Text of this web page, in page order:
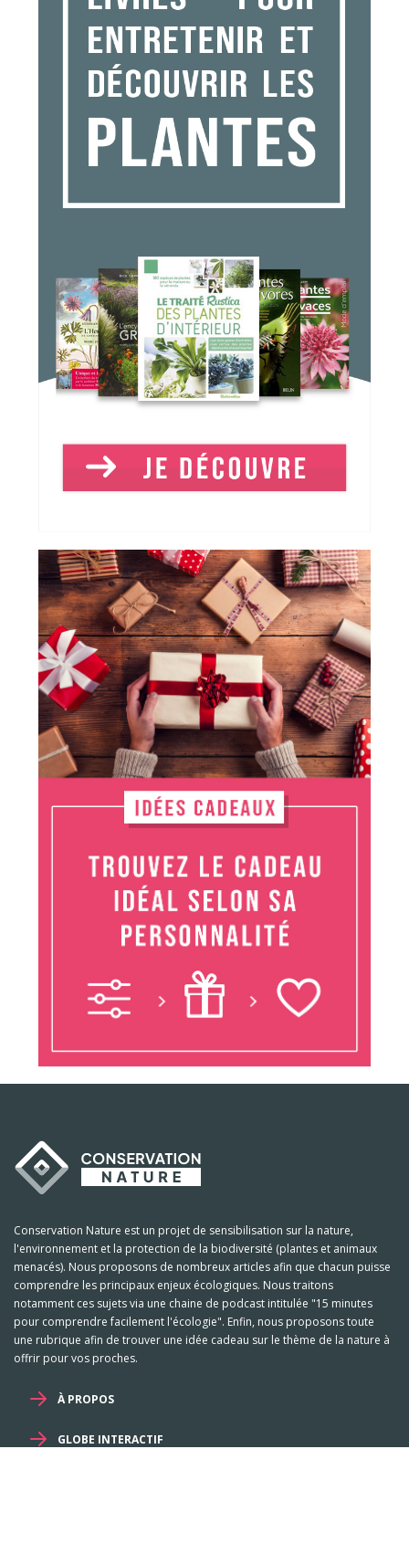
Conservation Nature est un projet de sensibilisation sur la nature,
l'environnement et la protection de la biodiversité (plantes et animaux
menacés). Nous proposons de nombreux articles afin que chacun puisse
comprendre les principaux enjeux écologiques. Nous traitons
notamment ces sujets via une chaine de podcast intitulée "15 minutes
pour comprendre facilement l'écologie". Enfin, nous proposons toute
une rubrique afin de trouver une idée cadeau sur le thème de la nature à
offrir pour vos proches.
À PROPOS
GLOBE INTERACTIF